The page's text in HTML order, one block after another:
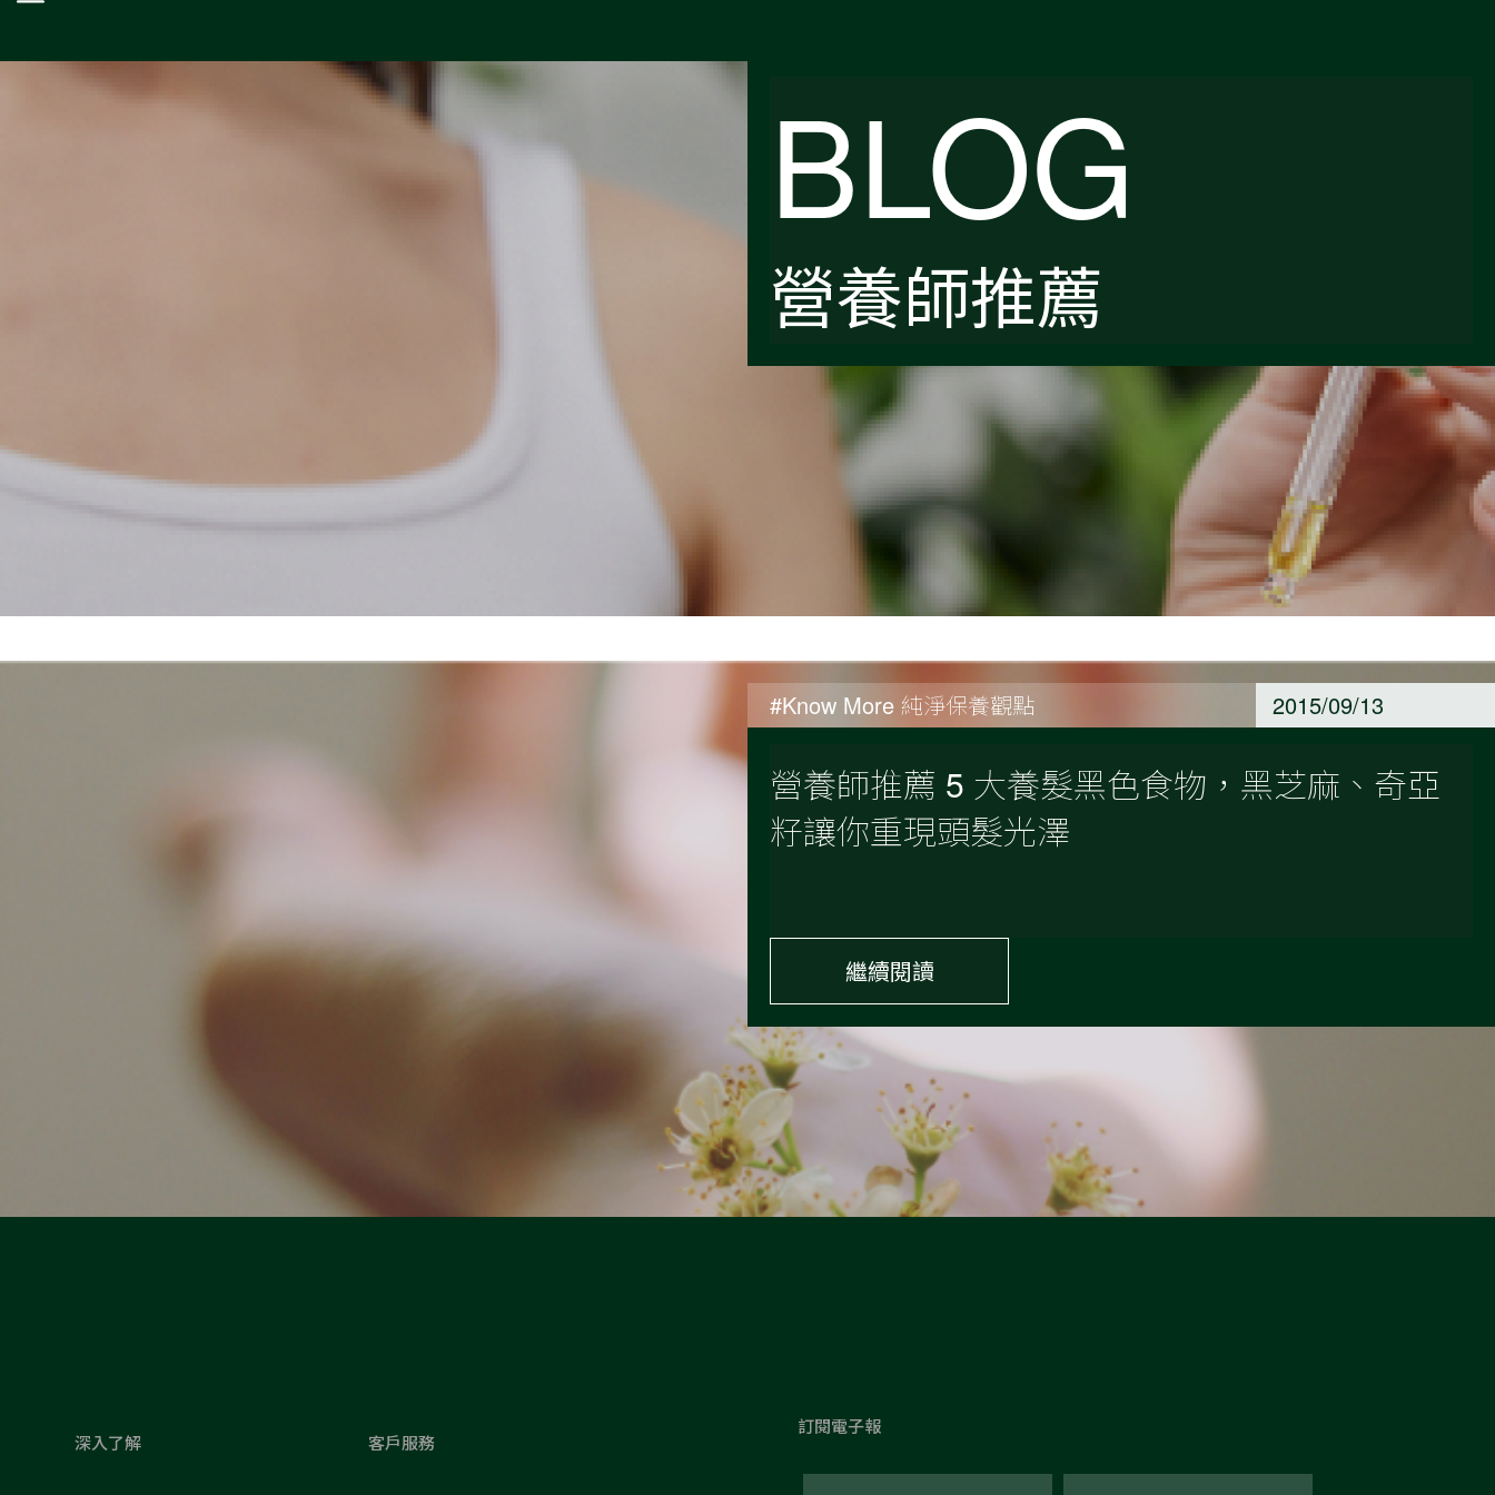
BLOG
營養師推薦
#Know More 純淨保養觀點 2015/09/13
營養師推薦 5 大養髮黑色食物，黑芝麻、奇亞
籽讓你重現頭髮光澤
繼續閱讀
深入了解 客戶服務
訂閱電子報